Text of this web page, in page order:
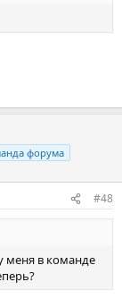
форума
#48
меня в команде